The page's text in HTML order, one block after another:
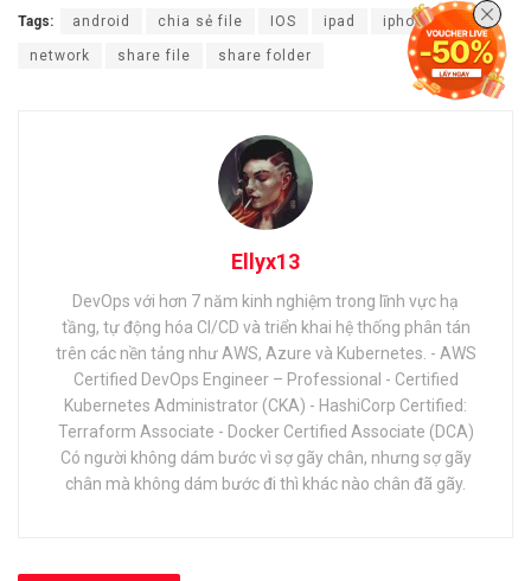
Tags: android chia sẻ file IOS ipad iphone
network share file share folder
Ellyx13
DevOps với hơn 7 năm kinh nghiệm trong lĩnh vực hạ
tầng, tự động hóa CI/CD và triển khai hệ thống phân tán
trên các nền tảng như AWS, Azure và Kubernetes. - AWS
Certified DevOps Engineer – Professional - Certified
Kubernetes Administrator (CKA) - HashiCorp Certified:
Terraform Associate - Docker Certified Associate (DCA)
Có người không dám bước vì sợ gãy chân, nhưng sợ gãy
chân mà không dám bước đi thì khác nào chân đã gãy.